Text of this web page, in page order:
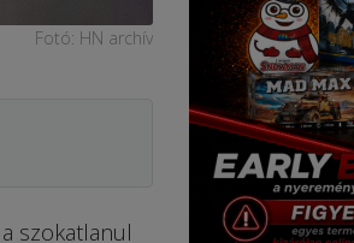
Fotó: HN archív
szokatlanul